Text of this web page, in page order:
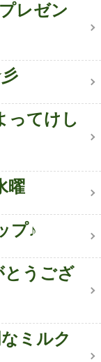
レゼン
ってけし
曜
プ♪
とうござ
ミルク